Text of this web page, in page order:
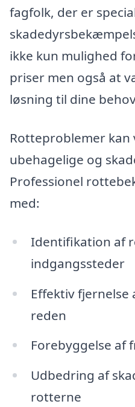
fagfolk, der er
ikke kun mulighed
priser men også at
løsning til dine
Rotteproblemer
ubehagelige og
Professionel
med:
Identifikation af
indgangssteder
Effektiv
reden
Forebyggelse af
Udbedring af
rotterne